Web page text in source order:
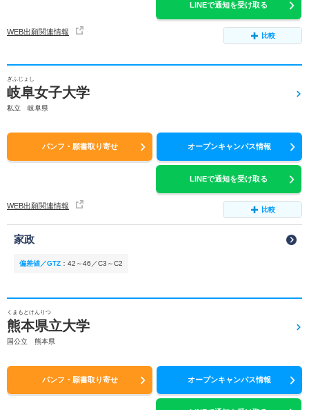
LINEで通知を受け取る
WEB出願関連情報 比較
ぎふじょし
岐阜女子大学
私立 岐阜県
パンフ・願書取り寄せ オープンキャンパス情報
LINEで通知を受け取る
WEB出願関連情報 比較
家政
偏差値／GTZ ： 42～46／C3～C2
くまもとけんりつ
熊本県立大学
国公立 熊本県
パンフ・願書取り寄せ オープンキャンパス情報